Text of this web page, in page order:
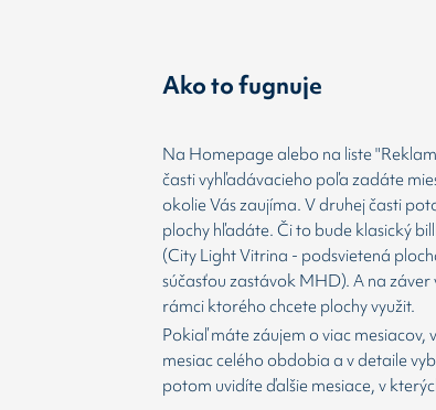
Ako to fugnuje
Na Homepage alebo na liste
časti vyhľadávacieho poľa zadáte
okolie Vás zaujíma. V druhej časti
plochy hľadáte. Či to bude klasický
(City Light Vitrina - podsvietená
súčasťou zastávok MHD). A na záver
rámci ktorého chcete plochy využit.
Pokiaľ máte záujem o viac mesiacov,
mesiac celého obdobia a v detaile
potom uvidíte ďalšie mesiace, v